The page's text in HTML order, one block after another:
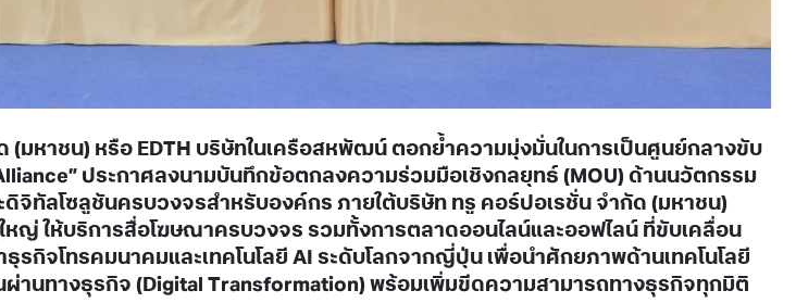
(มหาชน) หรือ EDTH บริษัทในเครือสหพัฒน์ ตอกย้ำความมุ่งมั่นในการเป็นศูนย์กลางขับ
ประกาศลงนามบันทึกข้อตกลงความร่วมมือเชิงกลยุทธ์ (MOU) ด้านนวัตกรรม
จิทัลโซลูชันครบวงจรสำหรับองค์กร ภายใต้บริษัท ทรู คอร์ปอเรชั่น จำกัด (มหาชน)
ญ่ ให้บริการสื่อโฆษณาครบวงจร รวมทั้งการตลาดออนไลน์และออฟไลน์ ที่ขับเคลื่อน
จโทรคมนาคมและเทคโนโลยี AI ระดับโลกจากญี่ปุ่น เพื่อนำศักยภาพด้านเทคโนโลยี
นทางธุรกิจ (Digital Transformation) พร้อมเพิ่มขีดความสามารถทางธุรกิจทุกมิติ